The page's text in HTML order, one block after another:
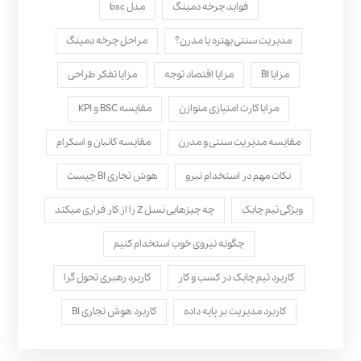
فواید چرخه دمینگ مدل bsc
مدیریت سنتی بهتره یا مدرن؟ مراحل چرخه دمینگ
مزایا BI مزایا اقتصاد توجه مزایا تفکر طراحی
مزایا کارت امتیازی متوازن مقایسه BSC و KPI
مقایسه مدیریت سنتی و مدرن مقایسه کانبان و اسکرام
نکات مهم در استخدام نیرو هوش تجاری BI چیست
ویژگی تیم چابک چه چیزهایی نسل Z را از کار فراری میکند
چگونه نیروی خوب استخدام کنیم
کاربرد تیم چابک در کسب و کار کاربرد رهبری تحول‌ گرا
کاربرد مدیریت بر پایه داده کاربرد هوش تجاری BI